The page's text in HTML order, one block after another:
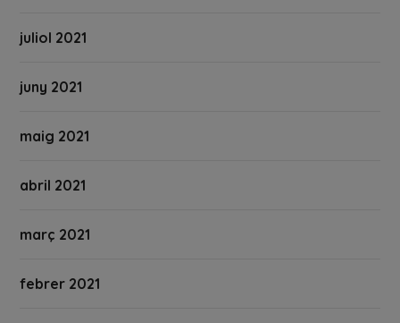
juliol 2021
juny 2021
maig 2021
abril 2021
març 2021
febrer 2021